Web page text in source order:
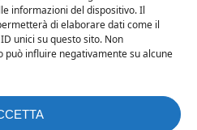
informazioni del dispositivo. Il
di elaborare dati come il
unici su questo sito. Non
influire negativamente su alcune